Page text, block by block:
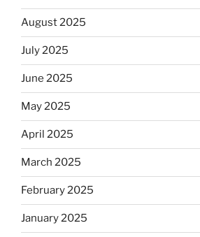
August 2025
July 2025
June 2025
May 2025
April 2025
March 2025
February 2025
January 2025